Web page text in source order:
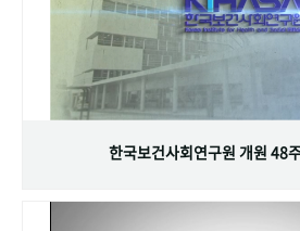
한국보건사회연구원 개원 48